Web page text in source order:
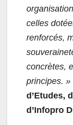
celles
renforcés,
concrètes,
principes. »
d’Etudes,
d’Infopro